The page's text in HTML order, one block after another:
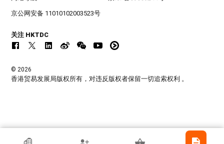
香港贸发局参展商
京公网安备 11010102003523号
关注 HKTDC
© 2026
香港贸易发展局版权所有，对违反版权者保留一切追索权利 。